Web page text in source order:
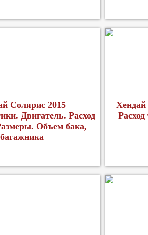
Солярис 2015
Двигатель. Расход
Объем бака,
багажника